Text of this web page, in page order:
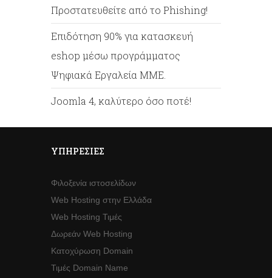
Προστατευθείτε από το Phishing!
Επιδότηση 90% για κατασκευή
eshop μέσω προγράμματος
Ψηφιακά Εργαλεία ΜΜΕ.
Joomla 4, καλύτερο όσο ποτέ!
ΥΠΗΡΕΣΊΕΣ
Φιλοξενία ιστοσελίδων
Web Hosting στην Ελλάδα
Web Hosting Τιμές
Δωρεάν Web Hosting
Κατοχύρωση Domain
Τιμές Domain Name